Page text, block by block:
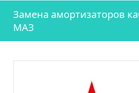
Замена амортизаторов
МАЗ